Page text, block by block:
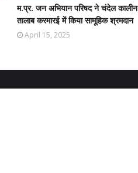
म.प्र. जन अभियान परिषद ने चंदेल कालीन
तालाब करमारई में किया सामूहिक श्रमदान
April 15, 2025